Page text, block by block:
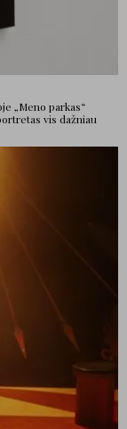
„Meno parkas“
vis dažniau